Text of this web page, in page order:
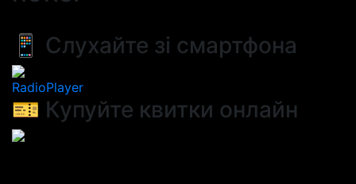
📱 Слухайте зі смартфона
RadioPlayer
🎫 Купуйте квитки онлайн